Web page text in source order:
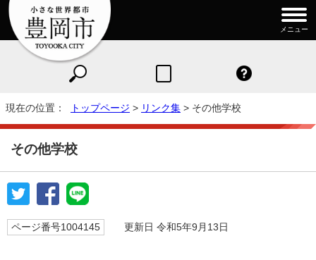
メニュー
現在の位置： トップページ > リンク集 > その他学校
その他学校
ページ番号1004145 更新日 令和5年9月13日